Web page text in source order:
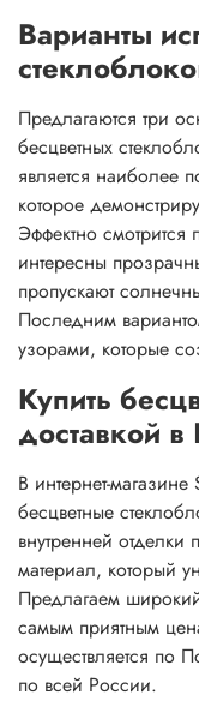
Варианты
Предлагаются три
бесцветных
является наиболее
которое
Эффектно
интересны
пропускают
Последним
узорами, которые
Купить
доставкой
В интернет-
бесцветные
внутренней
материал, который
Предлагаем
самым приятным
осуществляется по
по всей России.